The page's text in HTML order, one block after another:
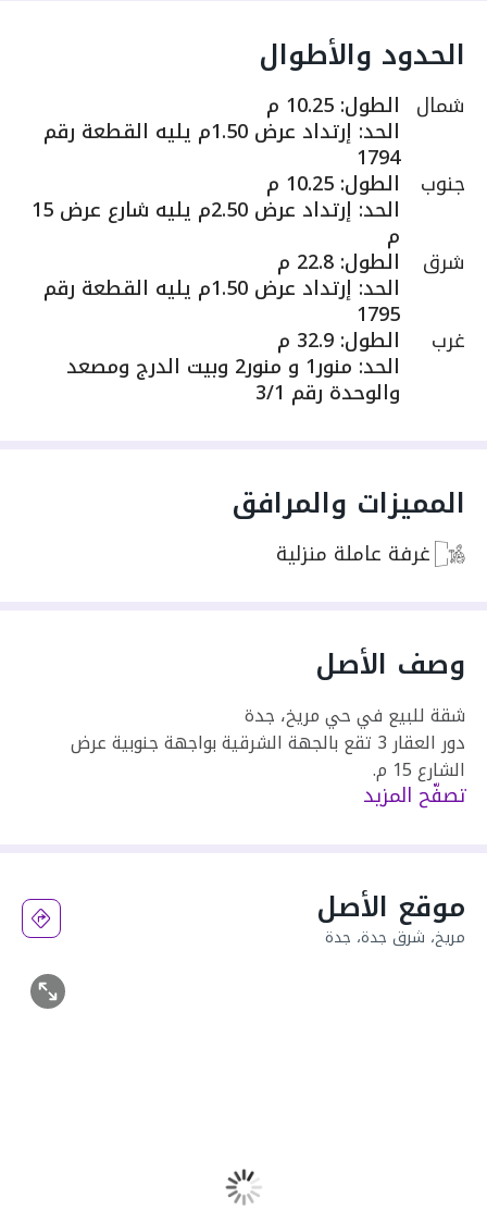
الحدود والأطوال
شمال الطول: 10.25 م
الحد: إرتداد عرض 1.50م يليه القطعة رقم
1794
جنوب الطول: 10.25 م
الحد: إرتداد عرض 2.50م يليه شارع عرض 15
م
شرق الطول: 22.8 م
الحد: إرتداد عرض 1.50م يليه القطعة رقم
1795
غرب الطول: 32.9 م
الحد: منور1 و منور2 وبيت الدرج ومصعد
والوحدة رقم 3/1
المميزات والمرافق
غرفة عاملة منزلية
وصف الأصل
شقة للبيع في حي مريخ، جدة
دور العقار 3 تقع بالجهة الشرقية بواجهة جنوبية عرض
الشارع 15 م.
ملاحظةالشقة مستأجرة بعقد إلكتروني حتى تاريختصفّح المزيد
موقع الأصل
مريخ، شرق جدة، جدة